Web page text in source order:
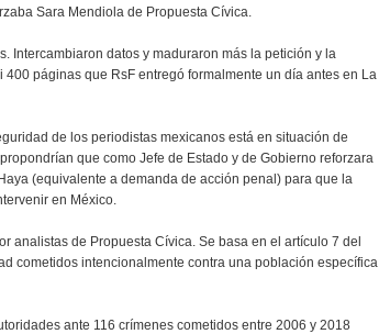
Sara Mendiola de Propuesta Cívica.
Intercambiaron datos y maduraron más la petición y la
páginas que RsF entregó formalmente un día antes en La
de los periodistas mexicanos está en situación de
que como Jefe de Estado y de Gobierno reforzara
(equivalente a demanda de acción penal) para que la
en México.
analistas de Propuesta Cívica. Se basa en el artículo 7 del
cometidos intencionalmente contra una población específica
ante 116 crímenes cometidos entre 2006 y 2018